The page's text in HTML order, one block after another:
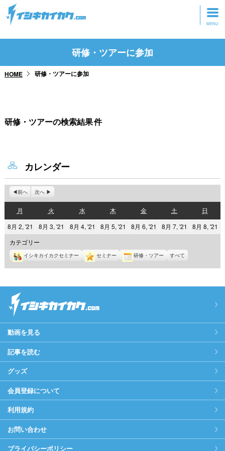
トップページ
研修・ツアーに参加
研修・ツアーに参加
HOME 研修・ツアーに参加
研修・ツアーの検索結果件
カレンダー
前へ 次へ
月
曜
日
火
曜
日
水水
曜
日
木
曜
日
金金
曜
日
土
曜
日
日
曜
日
8月 2, '21
2021
年
8
月
2
8月 3, '21
2021
年
8
月
3
8月 4, '21
2021
年
8
月
4
8月 5, '21
2021
年
8
月
5
8月 6, '21
2021
年
8
月
6
8月 7, '21
2021
年
8
月
7
8月 8, '21
年
8
カテゴリー
イシキカイカクセミナー セミナー 研修・ツアー すべて
動画を見る
記事を読む
グッズ
会員登録について
利用規約
お問い合わせ
プライバシーポリシー